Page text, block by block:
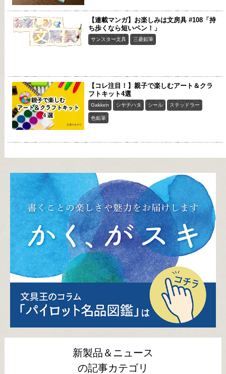
【連載マンガ】お楽しみは文房具 #108「持
ち歩くなら短いペン！」
サンスター文具 三菱鉛筆
【コレ注目！】親子で楽しむアート＆クラ
フトキット4選
Gakken シヤチハタ シール ステッドラー
色鉛筆
新製品＆ニュース
の記事カテゴリ